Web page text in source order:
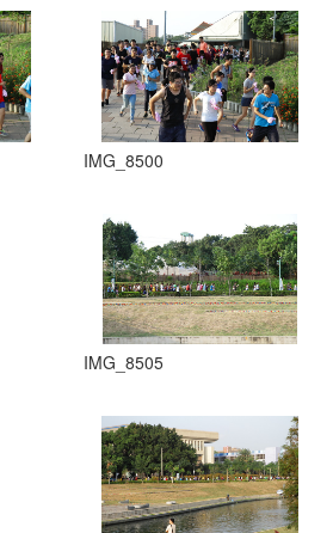
IMG_8500
IMG_8505